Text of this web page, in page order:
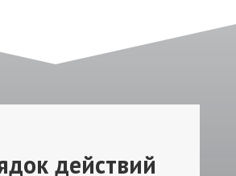
действий